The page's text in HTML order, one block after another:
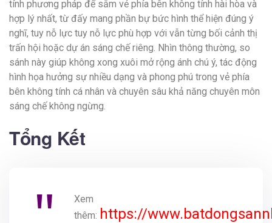
tính phương pháp để sắm vẻ phía bên không tính hài hòa và
hợp lý nhất, từ đấy mang phần bự bức hình thể hiện đúng ý
nghĩ, tuy nỗ lực tuy nỗ lực phù hợp với vẫn từng bối cảnh thị
trấn hội hoặc dự án sáng chế riêng. Nhìn thông thường, so
sánh này giúp không xong xuôi mở rộng ánh chú ý, tác động
hình họa hưởng sự nhiều dạng và phong phú trong vẻ phía
bên không tính cá nhân và chuyên sâu khả năng chuyên môn
sáng chế không ngừng.
Tổng Kết
Xem
thêm: https://